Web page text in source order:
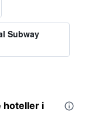
Subway
hoteller i